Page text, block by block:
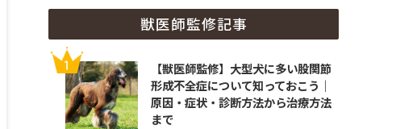
獣医師監修記事
【獣医師監修】大型犬に多い股関節
形成不全症について知っておこう｜
原因・症状・診断方法から治療方法
まで